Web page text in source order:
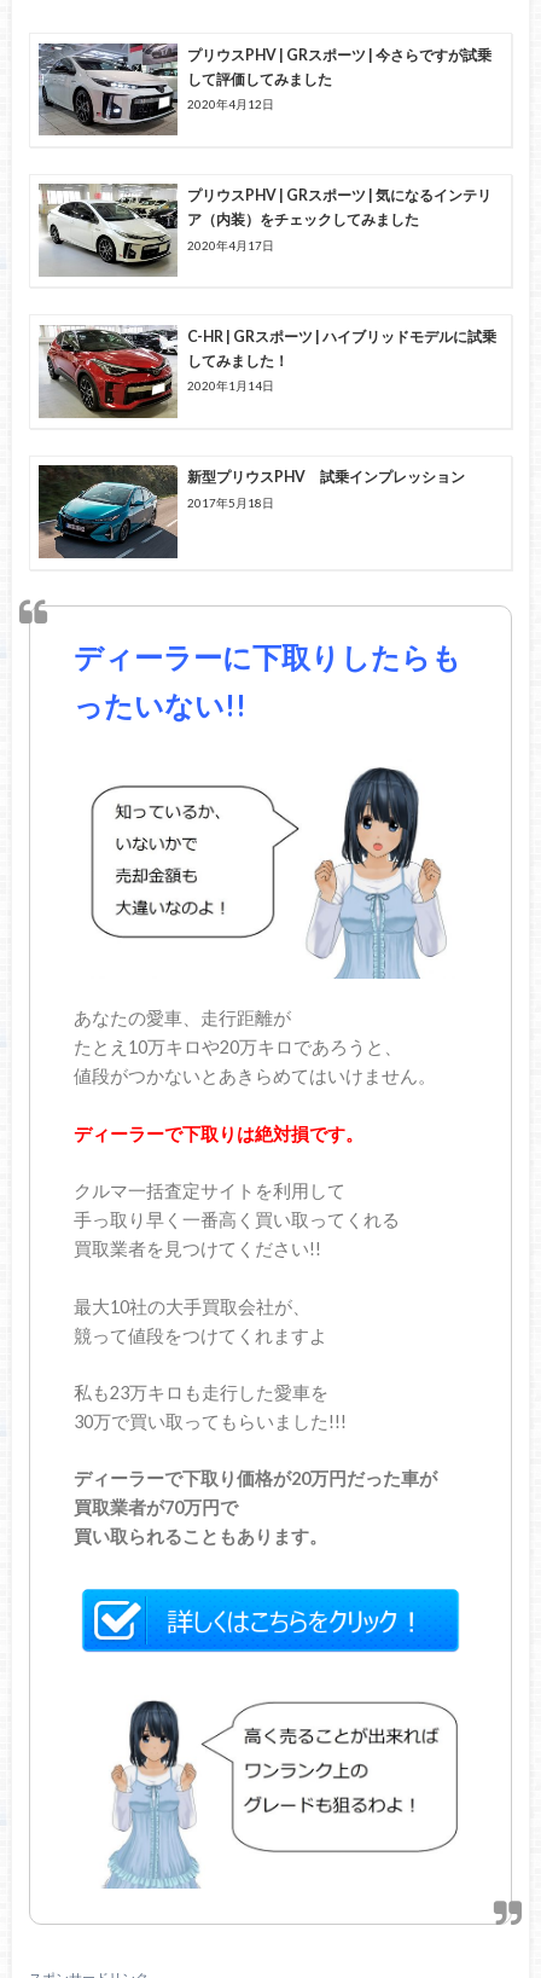
プリウスPHV | GRスポーツ | 今さらですが試乗
して評価してみました
2020年4月12日
プリウスPHV | GRスポーツ | 気になるインテリ
ア（内装）をチェックしてみました
2020年4月17日
C-HR | GRスポーツ | ハイブリッドモデルに試乗
してみました！
2020年1月14日
新型プリウスPHV 試乗インプレッション
2017年5月18日
ディーラーに下取りしたらも
ったいない!!
あなたの愛車、走行距離が
たとえ10万キロや20万キロであろうと、
値段がつかないとあきらめてはいけません。
ディーラーで下取りは絶対損です。
クルマ一括査定サイトを利用して
手っ取り早く一番高く買い取ってくれる
買取業者を見つけてください!!
最大10社の大手買取会社が、
競って値段をつけてくれますよ
私も23万キロも走行した愛車を
30万で買い取ってもらいました!!!
ディーラーで下取り価格が20万円だった車が
買取業者が70万円で
買い取られることもあります。